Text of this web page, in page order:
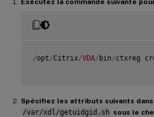
/opt/Citrix/VDA/ bin/ctxreg
Spécifiez les attributs suivants
/var/xdl/getuidgid.sh sous le